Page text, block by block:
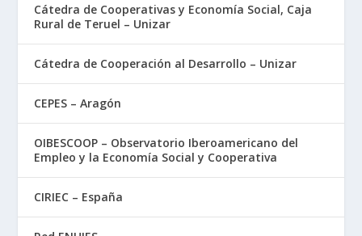
Cátedra de Cooperativas y Economía Social, Caja
Rural de Teruel – Unizar
Cátedra de Cooperación al Desarrollo – Unizar
CEPES – Aragón
OIBESCOOP – Observatorio Iberoamericano del
Empleo y la Economía Social y Cooperativa
CIRIEC – España